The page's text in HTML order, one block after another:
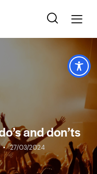
and don’ts
27/03/2024